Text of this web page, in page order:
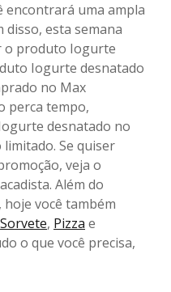
encontrará uma ampla
disso, esta semana
o produto Iogurte
Iogurte desnatado
no Max
perca tempo,
desnatado no
Se quiser
veja o
Além do
você também
Sorvete, Pizza e
o que você precisa,